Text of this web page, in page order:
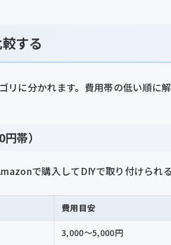
する
に分かれます。費用帯の低い順に解
帯）
で購入してDIYで取り付けられ
費用目安
3,000〜5,000円